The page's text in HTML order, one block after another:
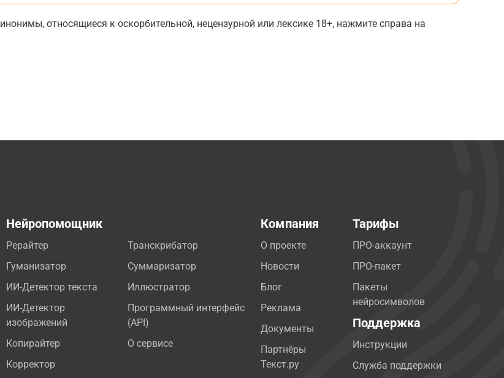
относящиеся к оскорбительной, нецензурной или лексике 18+, нажмите справа на
Нейропомощник
Рерайтер
Гуманизатор
ИИ-Детектор текста
ИИ-Детектор
изображений
Копирайтер
Корректор
Транскрибатор
Суммаризатор
Иллюстратор
Программный интерфейс
(API)
О сервисе
Компания
О проекте
Новости
Блог
Реклама
Документы
Партнёры
Текст.ру
Тарифы
ПРО-аккаунт
ПРО-пакет
Пакеты
нейросимволов
Поддержка
Инструкции
Служба поддержки